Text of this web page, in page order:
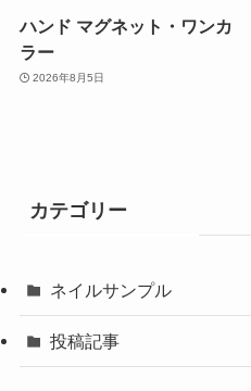
ハンド マグネット・ワンカ
ラー
2026年8月5日
カテゴリー
ネイルサンプル
投稿記事